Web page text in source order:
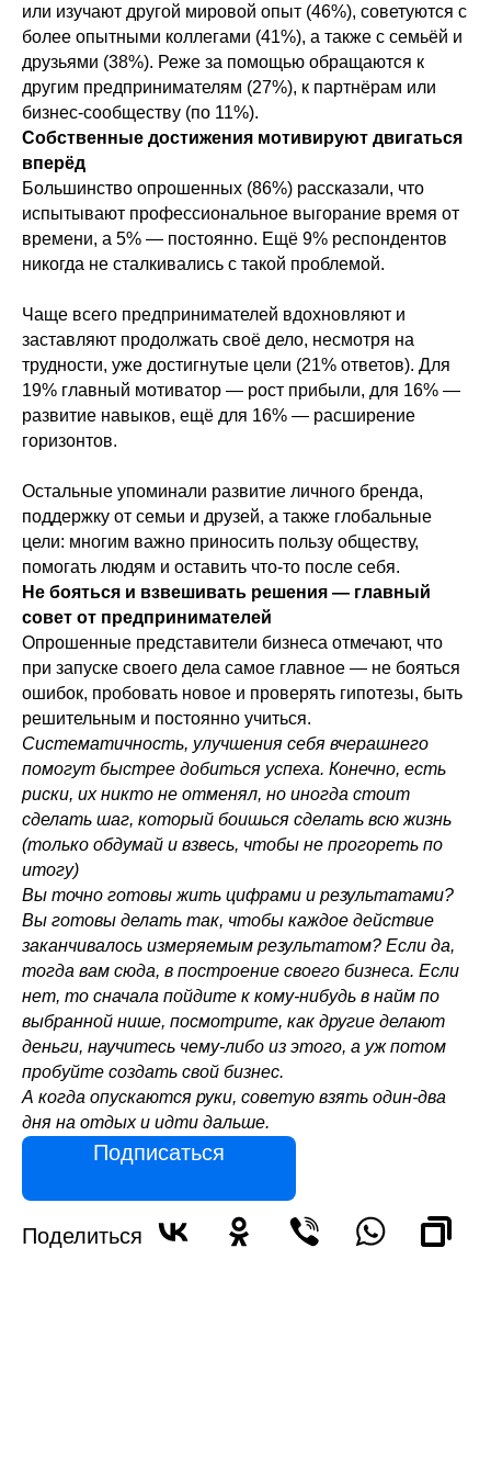
или изучают другой мировой опыт (46%), советуются с
более опытными коллегами (41%), а также с семьёй и
друзьями (38%). Реже за помощью обращаются к
другим предпринимателям (27%), к партнёрам или
бизнес-сообществу (по 11%).
Собственные достижения мотивируют двигаться
вперёд
Большинство опрошенных (86%) рассказали, что
испытывают профессиональное выгорание время от
времени, а 5% — постоянно. Ещё 9% респондентов
никогда не сталкивались с такой проблемой.
Чаще всего предпринимателей вдохновляют и
заставляют продолжать своё дело, несмотря на
трудности, уже достигнутые цели (21% ответов). Для
19% главный мотиватор — рост прибыли, для 16% —
развитие навыков, ещё для 16% — расширение
горизонтов.
Остальные упоминали развитие личного бренда,
поддержку от семьи и друзей, а также глобальные
цели: многим важно приносить пользу обществу,
помогать людям и оставить что-то после себя.
Не бояться и взвешивать решения — главный
совет от предпринимателей
Опрошенные представители бизнеса отмечают, что
при запуске своего дела самое главное — не бояться
ошибок, пробовать новое и проверять гипотезы, быть
решительным и постоянно учиться.
Систематичность, улучшения себя вчерашнего
помогут быстрее добиться успеха. Конечно, есть
риски, их никто не отменял, но иногда стоит
сделать шаг, который боишься сделать всю жизнь
(только обдумай и взвесь, чтобы не прогореть по
итогу)
Вы точно готовы жить цифрами и результатами?
Вы готовы делать так, чтобы каждое действие
заканчивалось измеряемым результатом? Если да,
тогда вам сюда, в построение своего бизнеса. Если
нет, то сначала пойдите к кому-нибудь в найм по
выбранной нише, посмотрите, как другие делают
деньги, научитесь чему-либо из этого, а уж потом
пробуйте создать свой бизнес.
А когда опускаются руки, советую взять один-два
дня на отдых и идти дальше.
Подписаться
Поделиться